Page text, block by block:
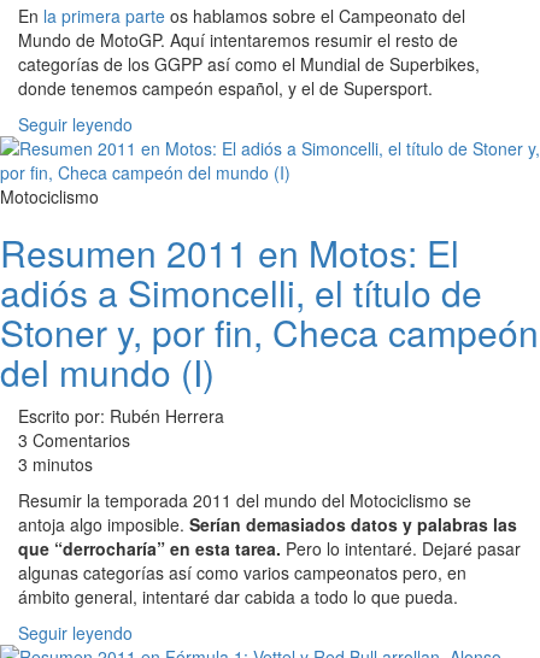
En la primera parte os hablamos sobre el Campeonato del
Mundo de MotoGP. Aquí intentaremos resumir el resto de
categorías de los GGPP así como el Mundial de Superbikes,
donde tenemos campeón español, y el de Supersport.
Seguir leyendo
Motociclismo
Resumen 2011 en Motos: El
adiós a Simoncelli, el título de
Stoner y, por fin, Checa campeón
del mundo (I)
Escrito por: Rubén Herrera
3 Comentarios
3 minutos
Resumir la temporada 2011 del mundo del Motociclismo se
antoja algo imposible. Serían demasiados datos y palabras las
que “derrocharía” en esta tarea. Pero lo intentaré. Dejaré pasar
algunas categorías así como varios campeonatos pero, en
ámbito general, intentaré dar cabida a todo lo que pueda.
Seguir leyendo